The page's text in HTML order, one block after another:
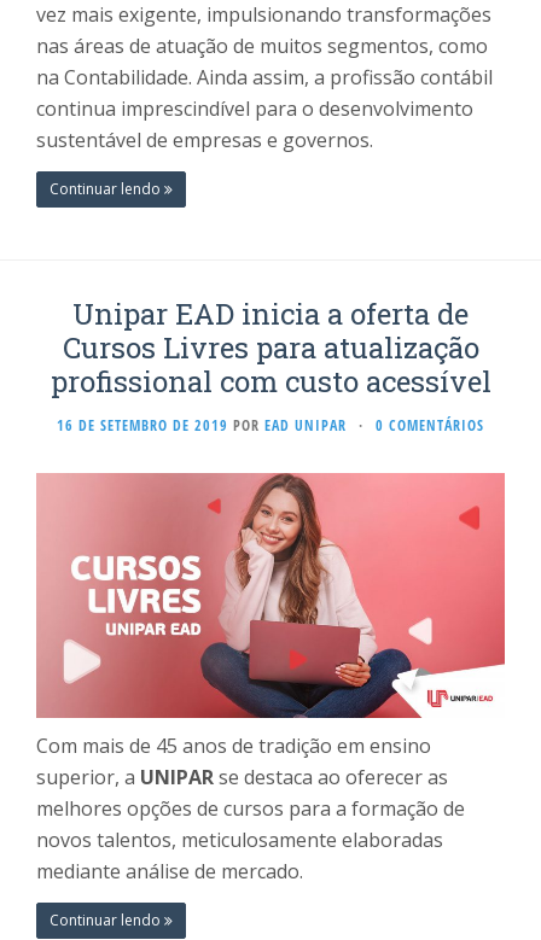
vez mais exigente, impulsionando transformações
nas áreas de atuação de muitos segmentos, como
na Contabilidade. Ainda assim, a profissão contábil
continua imprescindível para o desenvolvimento
sustentável de empresas e governos.
Continuar lendo
Unipar EAD inicia a oferta de
Cursos Livres para atualização
profissional com custo acessível
16 DE SETEMBRO DE 2019 POR EAD UNIPAR · 0 COMENTÁRIOS
Com mais de 45 anos de tradição em ensino
superior, a UNIPARse destaca ao oferecer as
melhores opções de cursos para a formação de
novos talentos, meticulosamente elaboradas
mediante análise de mercado.
Continuar lendo